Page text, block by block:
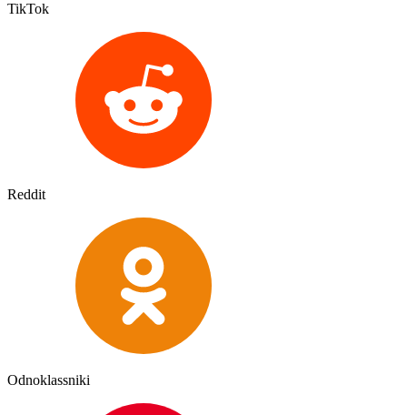
TikTok
Reddit
Odnoklassniki